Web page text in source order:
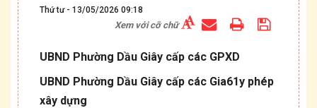
Thứ tư - 13/05/2026 09:18
Xem với cỡ chữ
UBND Phường Dầu Giây cấp các GPXD
UBND Phường Dầu Giây cấp các Gia61y phép
xây dựng